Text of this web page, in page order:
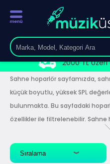
2000 TL Üzeri
Sahne hoparlör sayfamızda,
küçük boyutlu, yüksek SPL
bulunmakta. Bu sayfadaki
özellikler ile filtrelenebilir.
ses üreten profesyonel
sağlam sahne hoparlör
ürünleri bu kategori altında